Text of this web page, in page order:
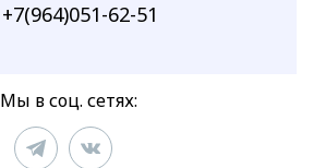
+7(964)051-62-51
Мы в соц. сетях: